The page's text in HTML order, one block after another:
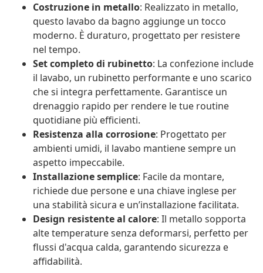
Costruzione in metallo: Realizzato in metallo,
questo lavabo da bagno aggiunge un tocco
moderno. È duraturo, progettato per resistere
nel tempo.
Set completo di rubinetto: La confezione include
il lavabo, un rubinetto performante e uno scarico
che si integra perfettamente. Garantisce un
drenaggio rapido per rendere le tue routine
quotidiane più efficienti.
Resistenza alla corrosione: Progettato per
ambienti umidi, il lavabo mantiene sempre un
aspetto impeccabile.
Installazione semplice: Facile da montare,
richiede due persone e una chiave inglese per
una stabilità sicura e un’installazione facilitata.
Design resistente al calore: Il metallo sopporta
alte temperature senza deformarsi, perfetto per
flussi d'acqua calda, garantendo sicurezza e
affidabilità.